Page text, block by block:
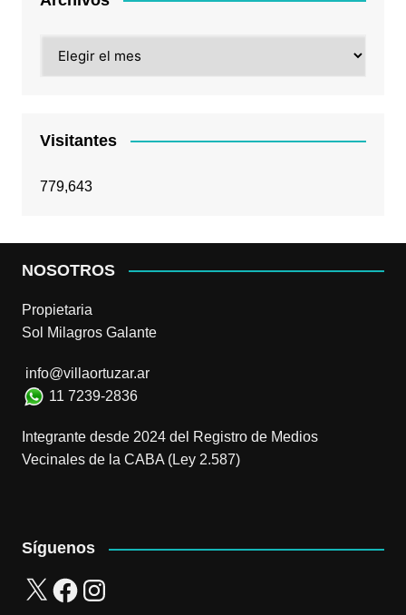
Visitantes
779,643
NOSOTROS
Propietaria
Sol Milagros Galante
info@villaortuzar.ar
11 7239-2836
Integrante desde 2024 del Registro de Medios
Vecinales de la CABA (Ley 2.587)
Síguenos
X FacebookInstagram